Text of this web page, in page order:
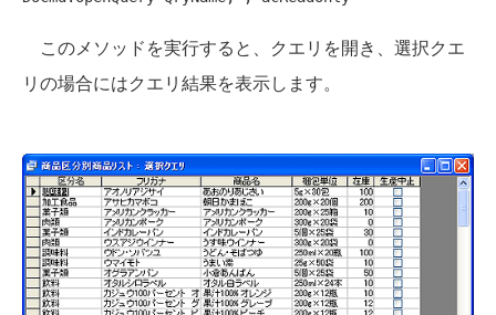
このメソッドを実行すると、クエリを開き、選択クエ
リの場合にはクエリ結果を表示します。